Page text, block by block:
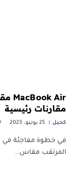
مقارنات رئيسية
كحيل 25 يونيو، 2023
المرتقب مقاس…